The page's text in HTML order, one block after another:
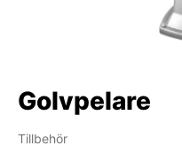
Golvpelare
Tillbehör